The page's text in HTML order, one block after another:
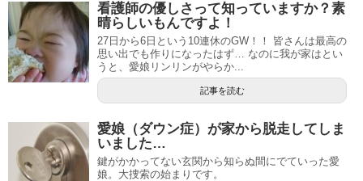
看護師の優しさって知っていますか？素
晴らしいもんですよ！
27日から6日という10連休のGW！！ 皆さんは最高の
思い出でも作りになったはず… なのに我が家はとい
うと、愛娘リンリンがやらか...
記事を読む
愛娘（ダウン症）が家から脱走してしま
いました…
鍵がかかってない玄関から知らぬ間にでていった愛
娘。大捜索の始まりです。